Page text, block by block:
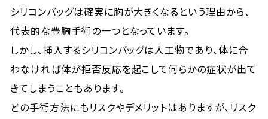
シリコンバッグは確実に胸が大きくなるという理由から、
代表的な豊胸手術の一つとなっています。
しかし、挿入するシリコンバッグは人工物であり、体に合
わなければ体が拒否反応を起こして何らかの症状が出て
きてしまうこともあります。
どの手術方法にもリスクやデメリットはありますが、リスク